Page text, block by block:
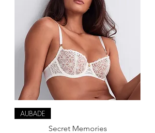
AUBADE
Secret Memories